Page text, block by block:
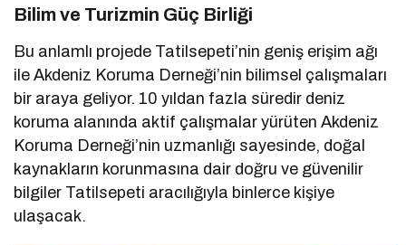
Bilim ve Turizmin Güç Birliği
Bu anlamlı projede Tatilsepeti’nin geniş erişim ağı
ile Akdeniz Koruma Derneği’nin bilimsel çalışmaları
bir araya geliyor. 10 yıldan fazla süredir deniz
koruma alanında aktif çalışmalar yürüten Akdeniz
Koruma Derneği’nin uzmanlığı sayesinde, doğal
kaynakların korunmasına dair doğru ve güvenilir
bilgiler Tatilsepeti aracılığıyla binlerce kişiye
ulaşacak.